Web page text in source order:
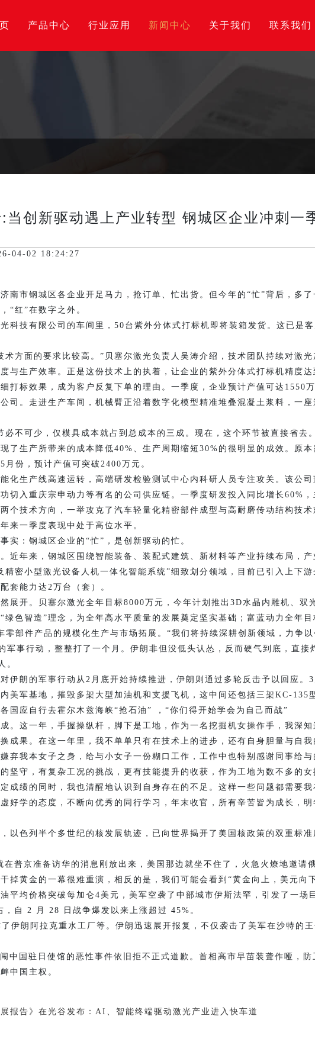
产品中心 行业应用 新闻中心 关于我们 联系我们
当创新驱动遇上产业转型 钢城区企业冲刺一
04-02 18:24:27
市钢城区各企业开足马力，抢订单、忙出货。但今年的“忙”背后，多
“红”在数字之外。
技有限公司的车间里，50台紫外分体式打标机即将装箱发货。这已是客
面的要求比较高。”贝塞尔激光负责人吴涛介绍，技术团队持续对激光
与生产效率。正是这份技术上的执着，让企业的紫外分体式打标机精度
打标效果，成为客户反复下单的理由。一季度，企业预计产值可达1550万
。走进生产车间，机械臂正沿着数字化模型精准堆叠混凝土浆料，一座
可少，仅模具成本就占到总成本的三成。现在，这个环节被直接省去
了生产所带来的成本降低40%、生产周期缩短30%的很明显的成效。原
份，预计产值可突破2400万元。
生产线高速运转，高端研发检验测试中心内科研人员专注攻关。该公司
切入重庆宗申动力等有名的公司供应链。一季度研发投入同比增长60%
个技术方向，一举攻克了汽车轻量化精密部件成型与高耐磨传动结构技
来一季度表现中处于高位水平。
：钢城区企业的“忙”，是创新驱动的忙。
年来，钢城区围绕智能装备、装配式建筑、新材料等产业持续布局，产
密小型激光设备人机一体化智能系统”细致划分领域，目前已引入上下
套能力达2万台（套）。
开。贝塞尔激光全年目标8000万元，今年计划推出3D水晶内雕机、双
色智造”理念，为全年高水平质量的发展奠定坚实基础；富蓝动力全年
部件产品的规模化生产与市场拓展。“我们将持续深耕创新领域，力争以
事行动，整整打了一个月。伊朗非但没低头认怂，反而硬气到底，直接
。
朗的军事行动从2月底开始持续推进，伊朗则通过多轮反击予以回应。3
美军基地，摧毁多架大型加油机和支援飞机，这中间还包括三架KC-135
应自行去霍尔木兹海峡“抢石油” ，“你们得开始学会为自己而战”
这一年，手握操纵杆，脚下是工地，作为一名挖掘机女操作手，我深知
成果。在这一年里，我不单单只有在技术上的进步，还有自身胆量与自
弃我本女子之身，给与小女子一份糊口工作，工作中也特别感谢同事给
坚守，有复杂工况的挑战，更有技能提升的收获，作为工地为数不多的
成绩的同时，我也清醒地认识到自身存在的不足。这样一些问题都需要
好学的态度，不断向优秀的同行学习，年末收官，所有辛苦皆为成长，明
色列半个多世纪的核发展轨迹，已向世界揭开了美国核政策的双重标准
京准备访华的消息刚放出来，美国那边就坐不住了，火急火燎地邀请俄
黄金的一幕很难重演，相反的是，我们可能会看到“黄金向上，美元向下
均价格突破每加仑4美元，美军空袭了中部城市伊斯法罕，引发了一场
自 2 月 28 日战争爆发以来上涨超过 45%。
朗阿拉克重水工厂等。伊朗迅速展开报复，不仅袭击了美军在沙特的王
国驻日使馆的恶性事件依旧拒不正式道歉。首相高市早苗装聋作哑，防
中国主权。
报告》在光谷发布：AI、智能终端驱动激光产业进入快车道